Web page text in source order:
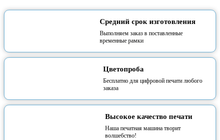
Средний срок изготовления
Выполняем заказ в поставленные
временные рамки
Цветопроба
Бесплатно для цифровой печати любого
заказа
Высокое качество печати
Наша печатная машина творит
волшебство!